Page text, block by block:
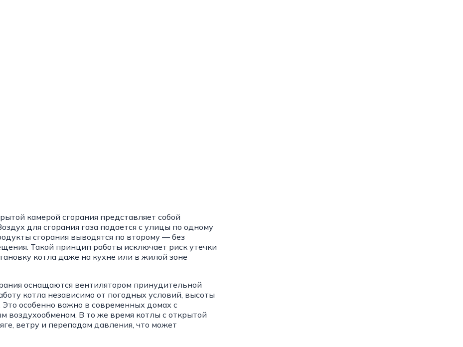
камерой сгорания представляет собой
для сгорания газа подается с улицы по одному
сгорания выводятся по второму — без
Такой принцип работы исключает риск утечки
котла даже на кухне или в жилой зоне
оснащаются вентилятором принудительной
котла независимо от погодных условий, высоты
особенно важно в современных домах с
воздухообменом. В то же время котлы с открытой
ветру и перепадам давления, что может